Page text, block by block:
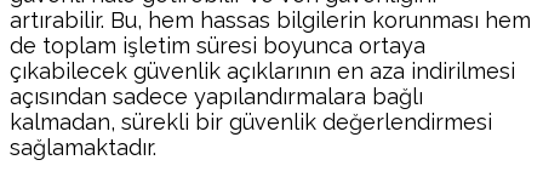
artırabilir. Bu, hem hassas bilgilerin korunması hem
de toplam işletim süresi boyunca ortaya
çıkabilecek güvenlik açıklarının en aza indirilmesi
açısından sadece yapılandırmalara bağlı
kalmadan, sürekli bir güvenlik değerlendirmesi
sağlamaktadır.